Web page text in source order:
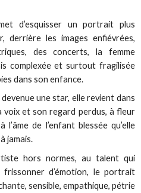
d’esquisser un portrait plus
derrière les images enfiévrées,
des concerts, la femme
complexée et surtout fragilisée
dans son enfance.
une star, elle revient dans
voix et son regard perdus, à fleur
de l’enfant blessée qu’elle
jamais.
hors normes, au talent qui
d’émotion, le portrait
sensible, empathique, pétrie